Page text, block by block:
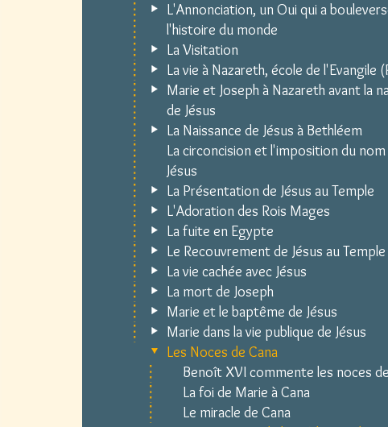
L'Annonciation, un Oui qui a
l'histoire du monde
La Visitation
La vie à Nazareth, école de l'Evangile
Marie et Joseph à Nazareth avant la
de Jésus
La Naissance de Jésus à Bethléem
La circoncision et l'imposition du nom
Jésus
La Présentation de Jésus au Temple
L'Adoration des Rois Mages
La fuite en Egypte
Le Recouvrement de Jésus au Temple
La vie cachée avec Jésus
La mort de Joseph
Marie et le baptême de Jésus
Marie dans la vie publique de Jésus
Les Noces de Cana
Benoît XVI commente les noces
La foi de Marie à Cana
Le miracle de Cana